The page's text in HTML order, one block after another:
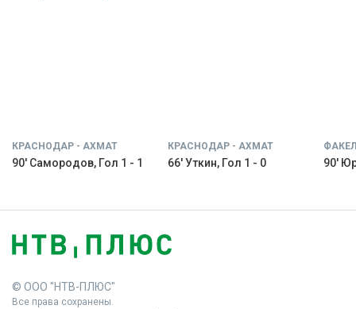
КРАСНОДАР - АХМАТ
90' Самородов, Гол 1 - 1
КРАСНОДАР - АХМАТ
66' Уткин, Гол 1 - 0 90'
© ООО "НТВ-ПЛЮС"
Все права сохранены.